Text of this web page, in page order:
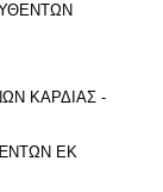
ΚΑΡΔΙΑΣ -
ΕΚ